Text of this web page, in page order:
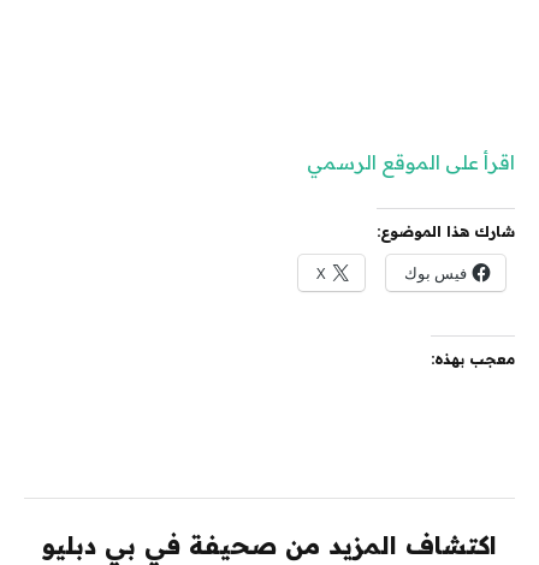
اقرأ على الموقع الرسمي
شارك هذا الموضوع:
فيس بوك X
معجب بهذه:
اكتشاف المزيد من صحيفة في بي دبليو